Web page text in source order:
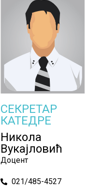
СЕКРЕТАР
КАТЕДРЕ
Никола
Вукајловић
Доцент
021/485-4527